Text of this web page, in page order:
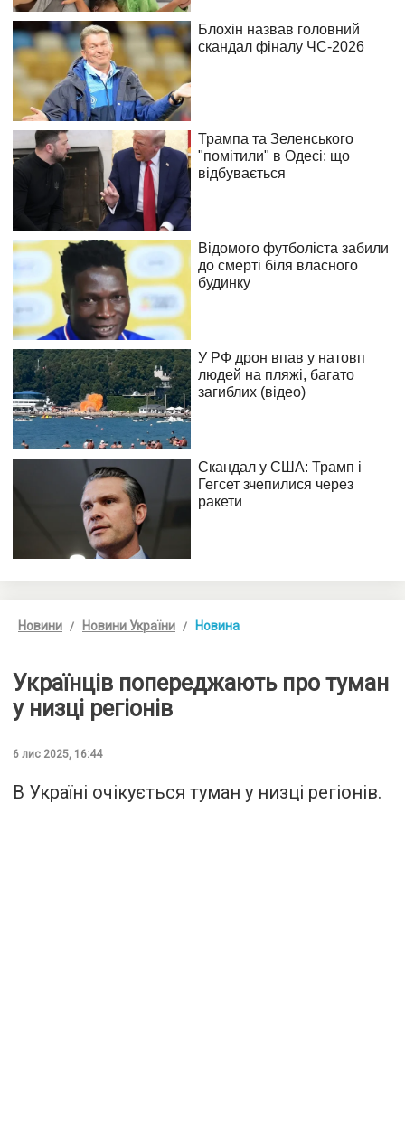
Новини Новини України Новина
Українців попереджають про туман
у низці регіонів
6 лис 2025, 16:44
В Україні очікується туман у низці регіонів.